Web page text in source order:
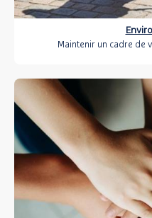
Maintenir un cadre de